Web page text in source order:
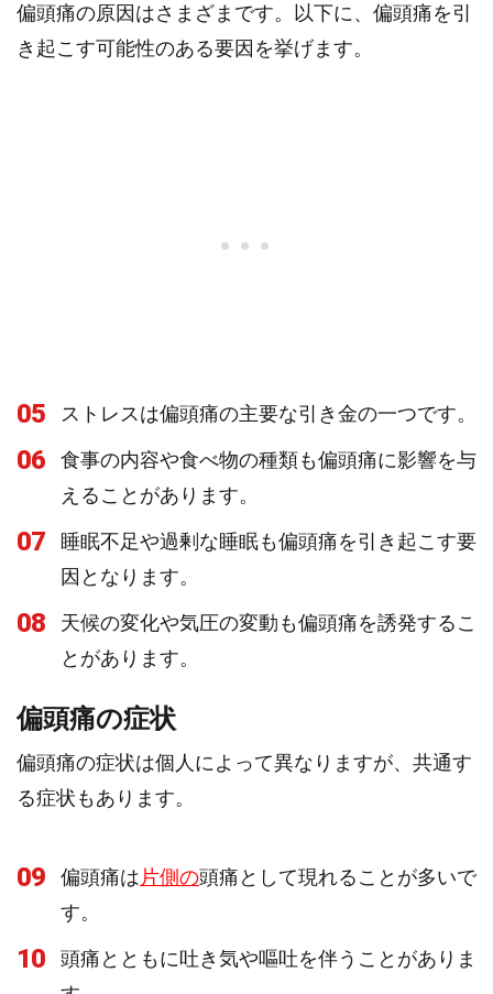
偏頭痛の原因はさまざまです。以下に、偏頭痛を引
き起こす可能性のある要因を挙げます。
05 ストレスは偏頭痛の主要な引き金の一つです。
06
食事の内容や食べ物の種類も偏頭痛に影響を与
えることがあります。
07
睡眠不足や過剰な睡眠も偏頭痛を引き起こす要
因となります。
08
天候の変化や気圧の変動も偏頭痛を誘発するこ
とがあります。
偏頭痛の症状
偏頭痛の症状は個人によって異なりますが、共通す
る症状もあります。
09 偏頭痛は片側の頭痛として現れることが多いで
す。
10
頭痛とともに吐き気や嘔吐を伴うことがありま